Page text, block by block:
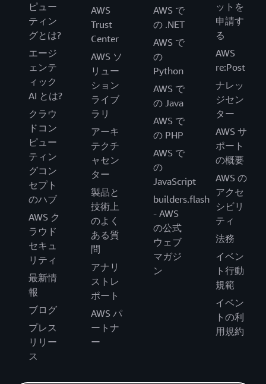
ピュー
ティン
グとは?
エージ
ェンテ
ィック
AI とは?
クラウ
ドコン
ピュー
ティン
グコン
セプト
のハブ
AWS ク
ラウド
セキュ
リティ
最新情
報
ブログ
プレス
リリー
ス
AWS
Trust
Center
AWS ソ
リュー
ション
ライブ
ラリ
アーキ
テクチ
ャセン
ター
製品と
技術上
のよく
ある質
問
アナリ
ストレ
ポート
AWS パ
ートナ
ー
AWS で
の .NET
AWS で
の
Python
AWS で
の Java
AWS で
の PHP
AWS で
の
JavaScript
builders.flash
- AWS
の公式
ウェブ
マガジ
ン
ットを
申請す
る
AWS
re:Post
ナレッ
ジセン
ター
AWS サ
ポート
の概要
AWS の
アクセ
シビリ
ティ
法務
イベン
ト行動
規範
イベン
トの利
用規約